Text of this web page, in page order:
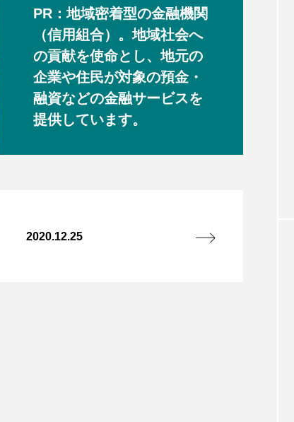
PR：地域密着型の金融機関
（信用組合）。地域社会へ
の貢献を使命とし、地元の
企業や住民が対象の預金・
融資などの金融サービスを
提供しています。
2020.12.25